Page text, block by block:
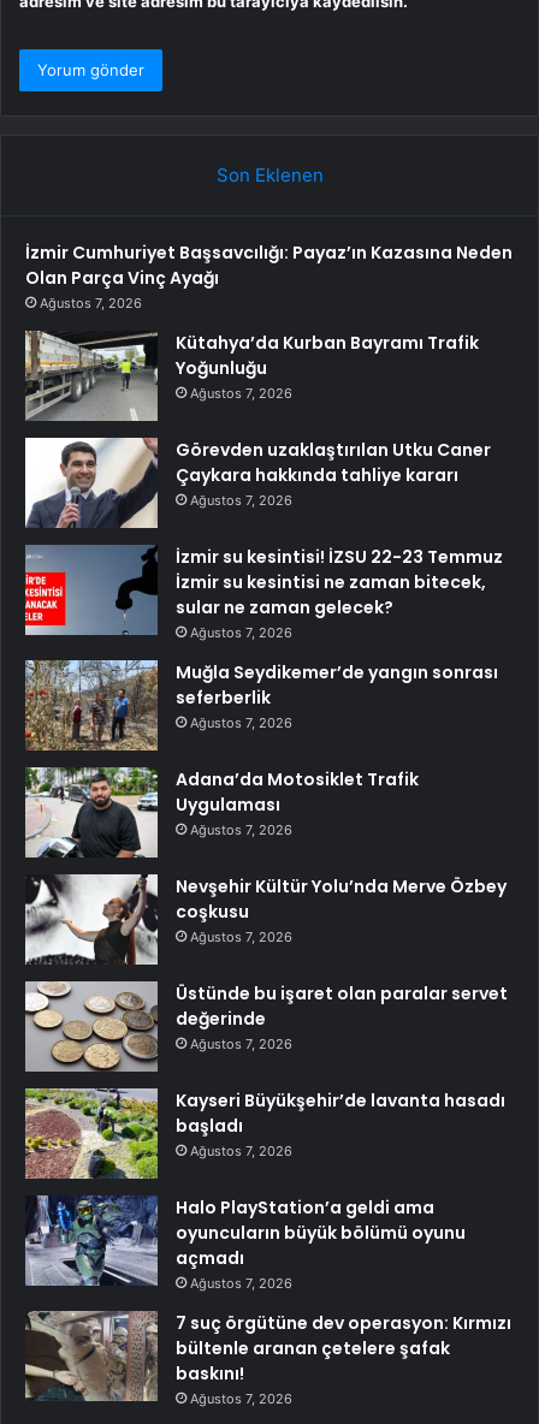
Son Eklenen
İzmir Cumhuriyet Başsavcılığı: Payaz’ın Kazasına Neden
Olan Parça Vinç Ayağı
Ağustos 7, 2026
Kütahya’da Kurban Bayramı Trafik
Yoğunluğu
Ağustos 7, 2026
Görevden uzaklaştırılan Utku Caner
Çaykara hakkında tahliye kararı
Ağustos 7, 2026
İzmir su kesintisi! İZSU 22-23 Temmuz
İzmir su kesintisi ne zaman bitecek,
sular ne zaman gelecek?
Ağustos 7, 2026
Muğla Seydikemer’de yangın sonrası
seferberlik
Ağustos 7, 2026
Adana’da Motosiklet Trafik
Uygulaması
Ağustos 7, 2026
Nevşehir Kültür Yolu’nda Merve Özbey
coşkusu
Ağustos 7, 2026
Üstünde bu işaret olan paralar servet
değerinde
Ağustos 7, 2026
Kayseri Büyükşehir’de lavanta hasadı
başladı
Ağustos 7, 2026
Halo PlayStation’a geldi ama
oyuncuların büyük bölümü oyunu
açmadı
Ağustos 7, 2026
7 suç örgütüne dev operasyon: Kırmızı
bültenle aranan çetelere şafak
baskını!
Ağustos 7, 2026